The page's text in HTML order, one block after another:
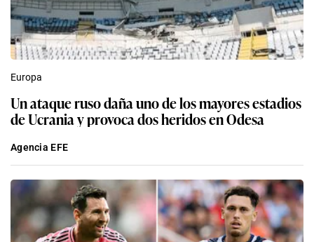
Europa
Un ataque ruso daña uno de los mayores estadios
de Ucrania y provoca dos heridos en Odesa
Agencia EFE